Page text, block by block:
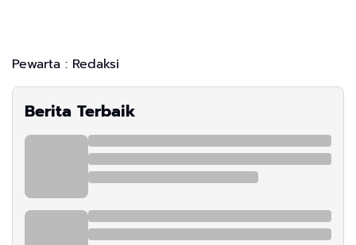
Pewarta : Redaksi
Berita Terbaik